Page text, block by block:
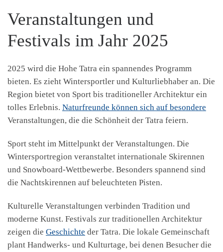
Veranstaltungen und
Festivals im Jahr 2025
2025 wird die Hohe Tatra ein spannendes Programm
bieten. Es zieht Wintersportler und Kulturliebhaber an. Die
Region bietet von Sport bis traditioneller Architektur ein
tolles Erlebnis. Naturfreunde können sich auf besondere
Veranstaltungen, die die Schönheit der Tatra feiern.
Sport steht im Mittelpunkt der Veranstaltungen. Die
Wintersportregion veranstaltet internationale Skirennen
und Snowboard-Wettbewerbe. Besonders spannend sind
die Nachtskirennen auf beleuchteten Pisten.
Kulturelle Veranstaltungen verbinden Tradition und
moderne Kunst. Festivals zur traditionellen Architektur
zeigen die Geschichte der Tatra. Die lokale Gemeinschaft
plant Handwerks- und Kulturtage, bei denen Besucher die